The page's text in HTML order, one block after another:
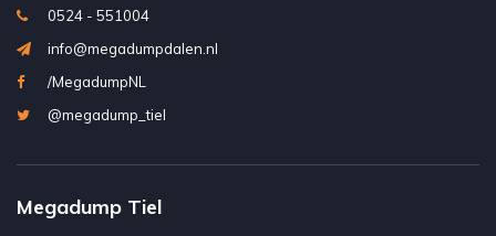
0524 - 551004
info@megadumpdalen.nl
/MegadumpNL
@megadump_tiel
Megadump Tiel